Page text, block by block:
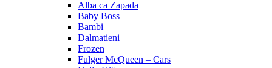
Alba ca Zapada
Baby Boss
Bambi
Dalmatieni
Frozen
Fulger McQueen – Cars